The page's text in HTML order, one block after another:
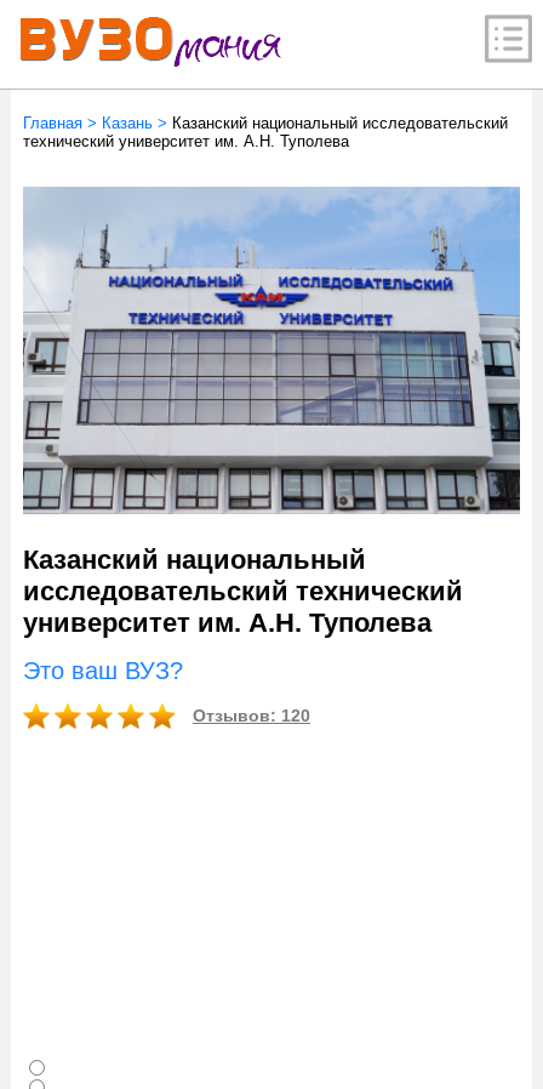
Главная> Казань> Казанский национальный исследовательский
технический университет им. А.Н. Туполева
Казанский национальный
исследовательский технический
университет им. А.Н. Туполева
Это ваш ВУЗ?
Отзывов: 120